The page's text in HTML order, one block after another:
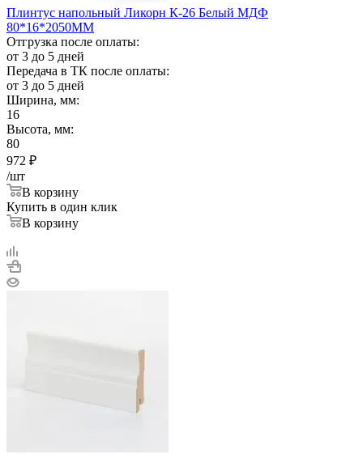
Плинтус напольный Ликорн К-26 Белый МДФ
80*16*2050ММ
Отгрузка после оплаты:
от 3 до 5 дней
Передача в ТК после оплаты:
от 3 до 5 дней
Ширина, мм:
16
Высота, мм:
80
972 ₽
/шт
В корзину
Купить в один клик
В корзину